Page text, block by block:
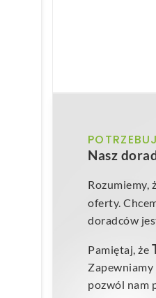
Nasz
Rozumiemy,
oferty.
doradców
Pamiętaj, że
Zapewniamy
pozwól nam